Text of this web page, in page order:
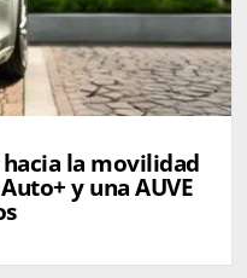
la movilidad
y una AUVE